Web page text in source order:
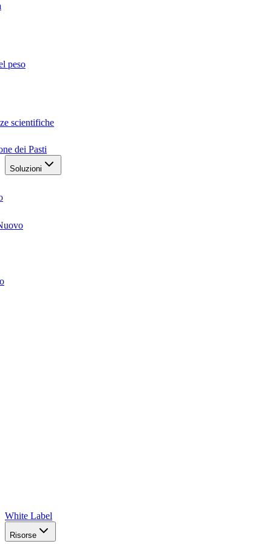
peso
scientifiche
dei Pasti
Soluzioni
White Label
Risorse